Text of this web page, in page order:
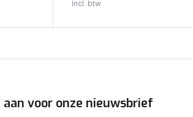
Incl. btw
aan voor onze nieuwsbrief